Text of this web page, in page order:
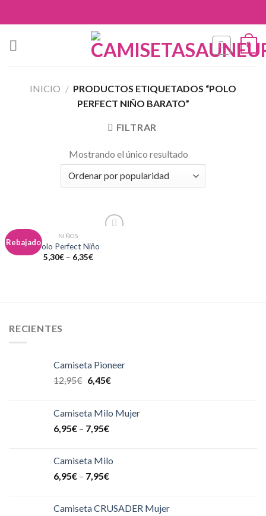
to
0
INICIO / PRODUCTOS ETIQUETADOS “POLO
PERFECT NIÑO BARATO”
FILTRAR
Mostrando el único resultado
Rebajado
NIÑOS
Polo Perfect Niño
5,30€– 6,35€
RECIENTES
Camiseta Pioneer
12,95€ 6,45€
Camiseta Milo Mujer
6,95€ – 7,95€
Camiseta Milo
6,95€ – 7,95€
Camiseta CRUSADER Mujer